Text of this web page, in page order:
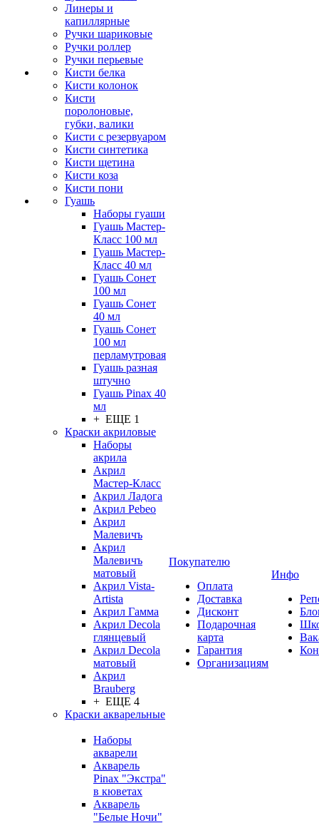
Линеры и
капиллярные
Ручки шариковые
Ручки роллер
Ручки перьевые
Кисти белка
Кисти колонок
Кисти
поролоновые,
губки, валики
Кисти с резервуаром
Кисти синтетика
Кисти щетина
Кисти коза
Кисти пони
Гуашь
Наборы гуаши
Гуашь Мастер-
Класс 100 мл
Гуашь Мастер-
Класс 40 мл
Гуашь Сонет
100 мл
Гуашь Сонет
40 мл
Гуашь Сонет
100 мл
перламутровая
Гуашь разная
штучно
Гуашь Pinax 40
мл
+ ЕЩЕ 1
Краски акриловые
Наборы
акрила
Акрил
Мастер-Класс
Акрил Ладога
Акрил Pebeo
Акрил
Малевичъ
Акрил
Малевичъ
матовый
Акрил Vista-
Artista
Акрил Гамма
Акрил Decola
глянцевый
Акрил Decola
матовый
Акрил
Brauberg
+ ЕЩЕ 4
Краски акварельные
Наборы
акварели
Акварель
Pinax "Экстра"
в кюветах
Акварель
"Белые Ночи"
Покупателю
Оплата
Доставка
Дисконт
Подарочная
карта
Гарантия
Организациям
Инфо